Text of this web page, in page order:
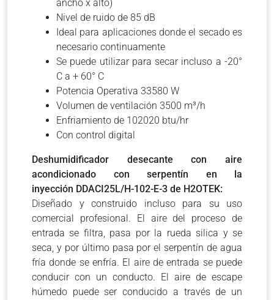
ancho x alto)
Nivel de ruido de 85 dB
Ideal para aplicaciones donde el secado es
necesario continuamente
Se puede utilizar para secar incluso a -20°
C a + 60° C
Potencia Operativa 33580 W
Volumen de ventilación 3500 m³/h
Enfriamiento de 102020 btu/hr
Con control digital
Deshumidificador desecante con aire
acondicionado con serpentín en la
inyección DDACI25L/H-102-E-3 de H2OTEK:
Diseñado y construido incluso para su uso
comercial profesional. El aire del proceso de
entrada se filtra, pasa por la rueda silica y se
seca, y por último pasa por el serpentín de agua
fría donde se enfría. El aire de entrada se puede
conducir con un conducto. El aire de escape
húmedo puede ser conducido a través de un